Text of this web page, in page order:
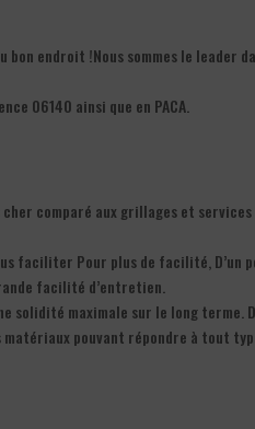
endroit !Nous sommes le leader
06140 ainsi que en PACA.
comparé aux grillages et services
faciliter Pour plus de facilité, D’un
facilité d’entretien.
solidité maximale sur le long terme.
pouvant répondre à tout